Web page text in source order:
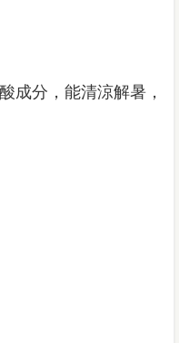
成分，能清涼解暑，